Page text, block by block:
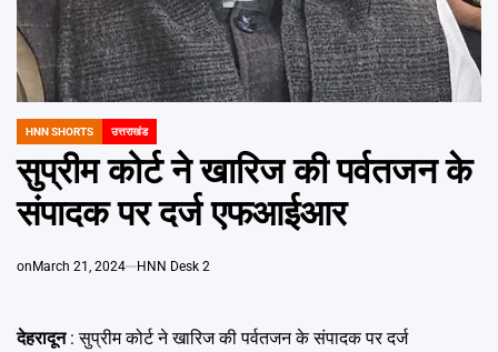
POSTED
HNN SHORTS उत्तराखंड
सुप्रीम कोर्ट ने खारिज की पर्वतजन के
संपादक पर दर्ज एफआईआर
onMarch 21, 2024 HNN Desk 2
देहरादून: सुप्रीम कोर्ट ने खारिज की पर्वतजन के संपादक पर दर्ज